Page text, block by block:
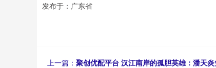
发布于：广东省
上一篇： 聚创优配平台 汉江南岸的孤胆英雄：潘天